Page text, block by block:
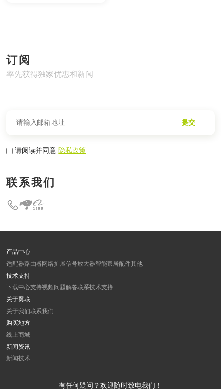
订阅
率先获得独家优惠和新闻
提交
请阅读并同意隐私政策
联系我们
产品中心
适配器路由器 网络扩展信号放大器智能家居配件其他
技术支持
下载中心支持视频问题解答联系技术支持
关于翼联
关于我们联系我们
购买地方
线上商城
新闻资讯
新闻技术
有任何疑问？欢迎随时致电我们！